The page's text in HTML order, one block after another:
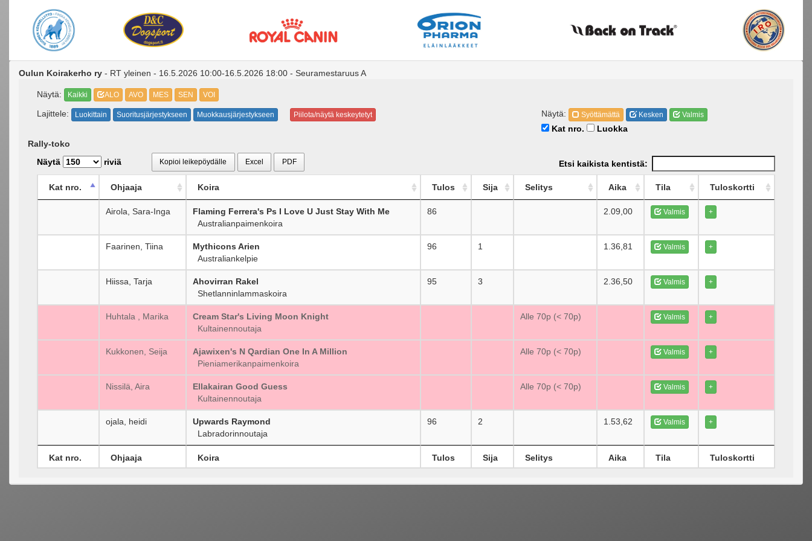
Oulun Koirakerho ry - RT yleinen - 16.5.2026 10:00-16.5.2026 18:00 - Seuramestaruus A
Näytä: Kaikki ALO AVO MES SEN VOI
Lajittele: Luokittain Suoritusjärjestykseen Muokkausjärjestykseen Piilota/näytä keskeytetyt Näytä: Syöttämättä Kesken Valmis
Kat nro.
Luokka
Rally-toko
Näytä
riviä Kopioi leikepöydälle Excel PDF Etsi kaikista kentistä:
Kat nro. Ohjaaja Koira Tulos Sija Selitys Aika Tila Tuloskortti
Airola, Sara-Inga
Flaming Ferrera's Ps I Love U Just Stay With Me
Australianpaimenkoira
86 2.09,00 Valmis +
Faarinen, Tiina
Mythicons Arien
Australiankelpie
96 1 1.36,81 Valmis +
Hiissa, Tarja
Ahovirran Rakel
Shetlanninlammaskoira
95 3 2.36,50 Valmis +
Huhtala , Marika
Cream Star's Living Moon Knight
Kultainennoutaja
Alle 70p (< 70p) Valmis +
Kukkonen, Seija
Ajawixen's N Qardian One In A Million
Pieniamerikanpaimenkoira
Alle 70p (< 70p) Valmis +
Nissilä, Aira
Ellakairan Good Guess
Kultainennoutaja
Alle 70p (< 70p) Valmis +
ojala, heidi
Upwards Raymond
Labradorinnoutaja
96 2 1.53,62 Valmis +
Kat nro. Ohjaaja Koira Tulos Sija Selitys Aika Tila Tuloskortti